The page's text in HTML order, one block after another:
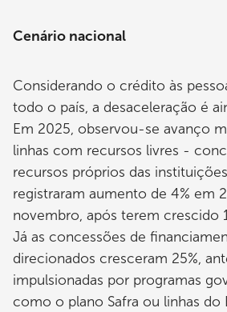
Cenário nacional
Considerando o crédito às
todo o país, a desaceleração é
Em 2025, observou-se avanço
linhas com recursos livres -
recursos próprios das
registraram aumento de 4% em
novembro, após terem crescido
Já as concessões de
direcionados cresceram 25%,
impulsionadas por programas
como o plano Safra ou linhas do